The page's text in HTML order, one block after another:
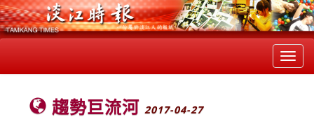
趨勢巨流河 2017-04-27